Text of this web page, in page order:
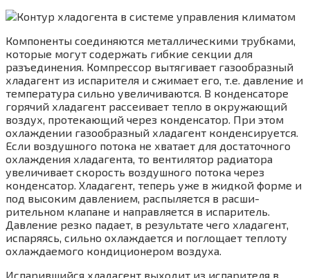
Компоненты соединяются металлическими трубками,
которые могут содержать гибкие секции для
разъединения. Компрессор вытя­гивает газообразный
хладагент из испарителя и сжимает его, т.е. давление и
температура сильно увеличиваются. В конденсаторе
горя­чий хладагент рассеивает тепло в окружающий
воздух, протекающий через конденсатор. При этом
охлаждении газообразный хладагент кон­денсируется.
Если воздушного потока не хва­тает для достаточного
охлаждения хладагента, то вентилятор радиатора
увеличивает скорость воздушного потока через
конденсатор. Хла­дагент, теперь уже в жидкой форме и
под высоким давлением, распыляется в расши­
рительном клапане и направляется в испари­тель.
Давление резко падает, в результате чего хладагент,
испаряясь, сильно охлаждается и поглощает теплоту
охлаждаемого кондицио­нером воздуха.
Испарившийся хладагент выходит из ис­парителя в